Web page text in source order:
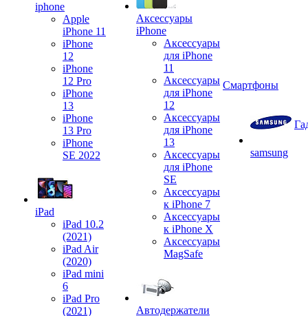
iphone
Apple
iPhone 11
iPhone
12
iPhone
12 Pro
iPhone
13
iPhone
13 Pro
iPhone
SE 2022
iPad
iPad 10.2
(2021)
iPad Air
(2020)
iPad mini
6
iPad Pro
(2021)
Аксессуары
iPhone
Аксессуары
для iPhone
11
Аксессуары
для iPhone
12
Аксессуары
для iPhone
13
Аксессуары
для iPhone
SE
Аксессуары
к iPhone 7
Аксессуары
к iPhone X
Аксессуары
MagSafe
Автодержатели
Смартфоны
samsung